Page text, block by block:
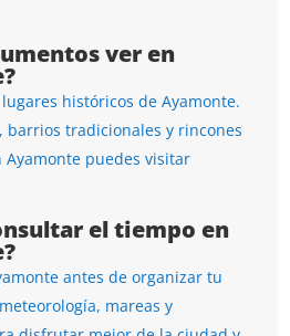
ver en
históricos de Ayamonte.
barrios tradicionales y rincones
Ayamonte puedes visitar
el tiempo en
antes de organizar tu
mareas y